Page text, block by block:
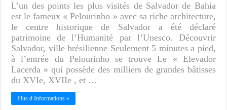
L’un des points les plus visités de Salvador de Bahia
est le fameux « Pelourinho » avec sa riche architecture,
le centre historique de Salvador a été déclaré
patrimoine de l’Humanité par l’Unesco. Découvrir
Salvador, ville brésilienne Seulement 5 minutes a pied,
à l’entrée du Pelourinho se trouve Le « Elevador
Lacerda » qui possède des milliers de grandes bâtisses
du XVIe, XVIIe , et …
Plus d Informations »